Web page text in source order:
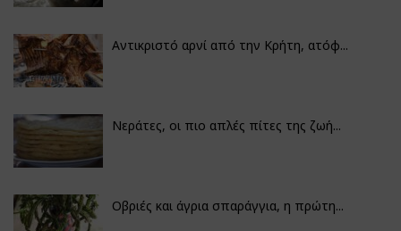
Αντικριστό αρνί από την Κρήτη, ατόφ...
Νεράτες, οι πιο απλές πίτες της ζωή...
Οβριές και άγρια σπαράγγια, η πρώτη...